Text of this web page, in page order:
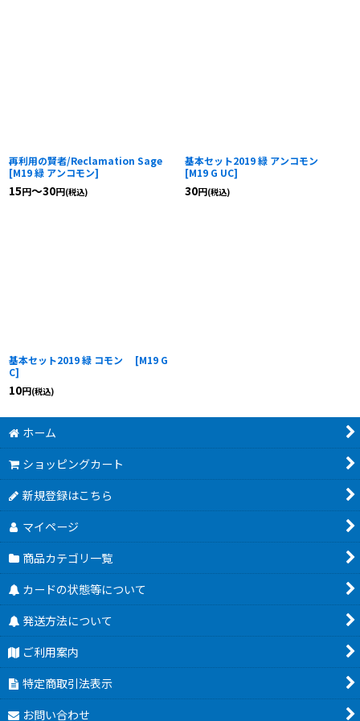
再利用の賢者/Reclamation Sage
[M19 緑 アンコモン]
15円～30円(税込)
基本セット2019 緑 アンコモン
[M19 G UC]
30円(税込)
基本セット2019 緑 コモン [M19 G
C]
10円(税込)
ホーム
ショッピングカート
新規登録はこちら
マイページ
商品カテゴリ一覧
カードの状態等について
発送方法について
ご利用案内
特定商取引法表示
お問い合わせ